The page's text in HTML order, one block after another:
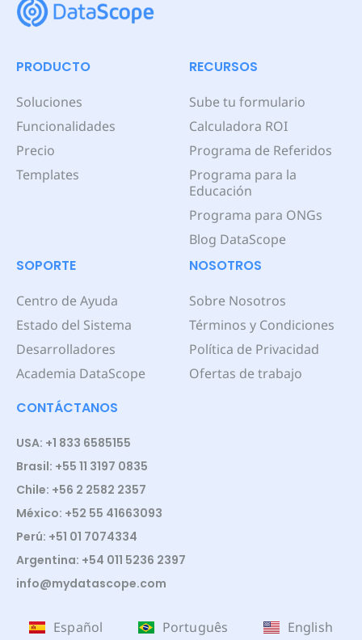
PRODUCTO
Soluciones
Funcionalidades
Precio
Templates
RECURSOS
Sube tu formulario
Calculadora ROI
Programa de Referidos
Programa para la
Educación
Programa para ONGs
Blog DataScope
SOPORTE
Centro de Ayuda
Estado del Sistema
Desarrolladores
Academia DataScope
NOSOTROS
Sobre Nosotros
Términos y Condiciones
Política de Privacidad
Ofertas de trabajo
CONTÁCTANOS
USA: +1 833 6585155
Brasil: +55 11 3197 0835
Chile: +56 2 2582 2357
México: +52 55 41663093
Perú: +51 01 7074334
Argentina: +54 011 5236 2397
info@mydatascope.com
Español Português English